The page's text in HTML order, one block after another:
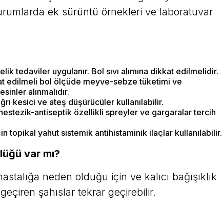
ek sürüntü örnekleri ve laboratuvar
tedaviler uygulanır. Bol sıvı alımına dikkat edilmelidir.
edilmeli bol ölçüde meyve-sebze tüketimi ve
alınmalıdır.
kesici ve ateş düşürücüler kullanılabilir.
antiseptik özellikli spreyler ve gargaralar tercih
topikal yahut sistemik antihistaminik ilaçlar kullanılabilir.
var mı?
neden olduğu için ve kalıcı bağışıklık
geçiren şahıslar tekrar geçirebilir.